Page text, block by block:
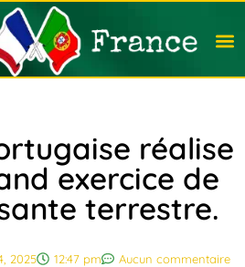
réalise
exercice de
terrestre.
2025 12:47 pm
Aucun commentaire